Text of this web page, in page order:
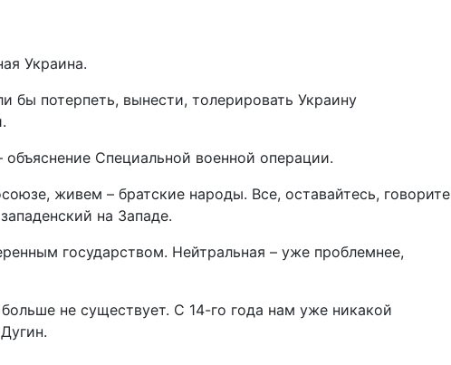
Украина.
бы потерпеть, вынести, толерировать Украину
Специальной военной операции.
живем – братские народы. Все, оставайтесь, говорите
на Западе.
государством. Нейтральная – уже проблемнее,
не существует. С 14-го года нам уже никакой